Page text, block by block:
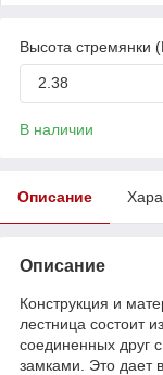
Высота стремянки
2.38
В наличии
Описание
Описание
Конструкция и
лестница состоит
соединенных друг
замками. Это дает